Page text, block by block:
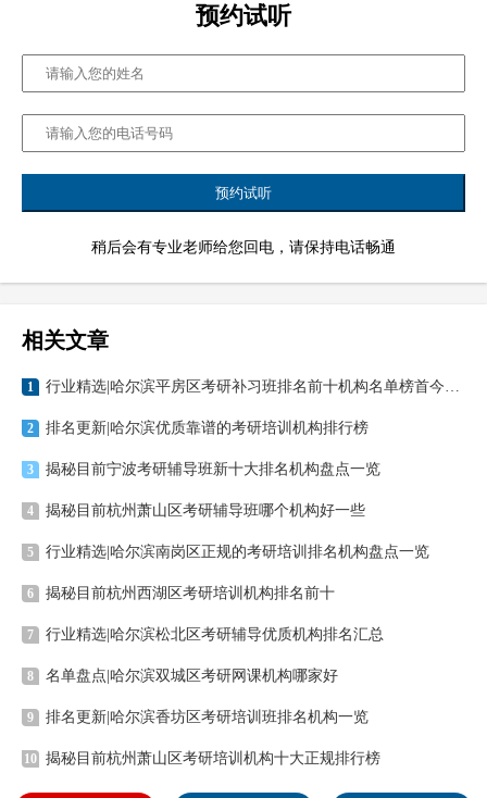
预约试听
稍后会有专业老师给您回电，请保持电话畅通
相关文章
1
2 排名更新|哈尔滨优质靠谱的考研培训机构排行榜
3 揭秘目前宁波考研辅导班新十大排名机构盘点一览
4 揭秘目前杭州萧山区考研辅导班哪个机构好一些
5 行业精选|哈尔滨南岗区正规的考研培训排名机构盘点一览
6 揭秘目前杭州西湖区考研培训机构排名前十
7 行业精选|哈尔滨松北区考研辅导优质机构排名汇总
8 名单盘点|哈尔滨双城区考研网课机构哪家好
9 排名更新|哈尔滨香坊区考研培训班排名机构一览
10 揭秘目前杭州萧山区考研培训机构十大正规排行榜